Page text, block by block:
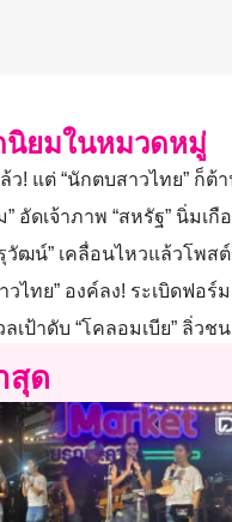
นิยมในหมวดหมู่
ว! แต่ “นักตบสาวไทย” ก็
ม” อัดเจ้าภาพ “สหรัฐ” นิ่ม
รุวัฒน์” เคลื่อนไหวแล้วโพ
วไทย” องค์ลง! ระเบิดฟอ
ลเป้าดับ “โคลอมเบีย” ลิ่ว
สุด